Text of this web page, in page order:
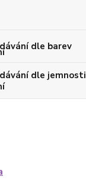
dle barev
dle jemnosti